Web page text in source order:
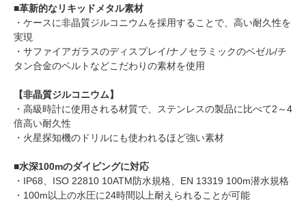
■革新的なリキッドメタル素材
・ケースに非晶質ジルコニウムを採用することで、高い耐久性を
実現
・サファイアガラスのディスプレイ/ナノセラミックのベゼル/チ
タン合金のベルトなどこだわりの素材を使用
【非晶質ジルコニウム】
・高級時計に使用される材質で、ステンレスの製品に比べて2～4
倍高い耐久性
・火星探知機のドリルにも使われるほど強い素材
■水深100mのダイビングに対応
・IP68、ISO 22810 10ATM防水規格、EN 13319 100m潜水規格
・100m以上の水圧に24時間以上耐えられることが可能